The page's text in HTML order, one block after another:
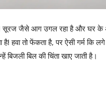
सूरज जैसे आग उगल रहा है और घर के
है! हवा तो फेंकता है, पर ऐसी गर्म
बिल की चिंता खाए जाती है।